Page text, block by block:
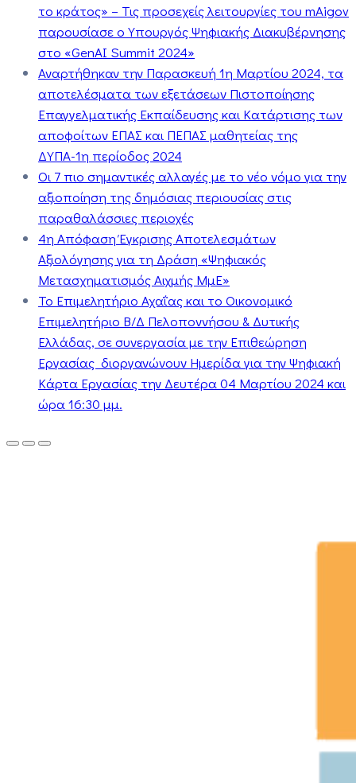
το κράτος» – Τις προσεχείς λειτουργίες του mAigov
παρουσίασε ο Υπουργός Ψηφιακής Διακυβέρνησης
στο «GenAI Summit 2024»
Αναρτήθηκαν την Παρασκευή 1η Μαρτίου 2024, τα
αποτελέσματα των εξετάσεων Πιστοποίησης
Επαγγελματικής Εκπαίδευσης και Κατάρτισης των
αποφοίτων ΕΠΑΣ και ΠΕΠΑΣ μαθητείας της
ΔΥΠΑ-1η περίοδος 2024
Οι 7 πιο σημαντικές αλλαγές με το νέο νόμο για την
αξιοποίηση της δημόσιας περιουσίας στις
παραθαλάσσιες περιοχές
4η Απόφαση Έγκρισης Αποτελεσμάτων
Αξιολόγησης για τη Δράση «Ψηφιακός
Μετασχηματισμός Αιχμής ΜμΕ»
Το Επιμελητήριο Αχαΐας και το Οικονομικό
Επιμελητήριο Β/Δ Πελοποννήσου & Δυτικής
Ελλάδας, σε συνεργασία με την Επιθεώρηση
Εργασίας διοργανώνουν Ημερίδα για την Ψηφιακή
Κάρτα Εργασίας την Δευτέρα 04 Μαρτίου 2024 και
ώρα 16:30 μμ.